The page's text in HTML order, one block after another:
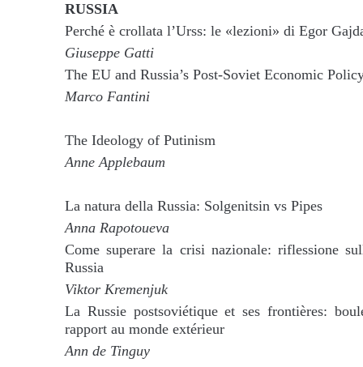
RUSSIA
Perché è crollata l’Urss: le «lezioni» di Egor
Giuseppe Gatti
The EU and Russia’s Post-Soviet Economic
Marco Fantini
The Ideology of Putinism
Anne Applebaum
La natura della Russia: Solgenitsin vs Pipes
Anna Rapotoueva
Come superare la crisi nazionale: riflessione
Russia
Viktor Kremenjuk
La Russie postsoviétique et ses frontières:
rapport au monde extérieur
Ann de Tinguy